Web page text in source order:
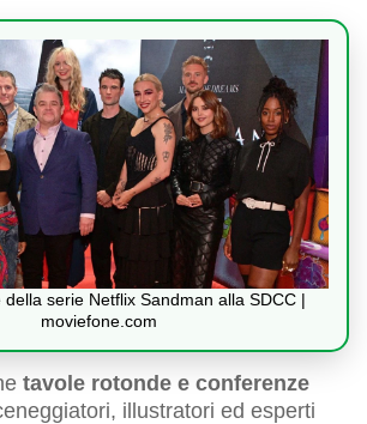
della serie Netflix Sandman alla SDCC |
moviefone.com
tavole rotonde e conferenze
illustratori ed esperti